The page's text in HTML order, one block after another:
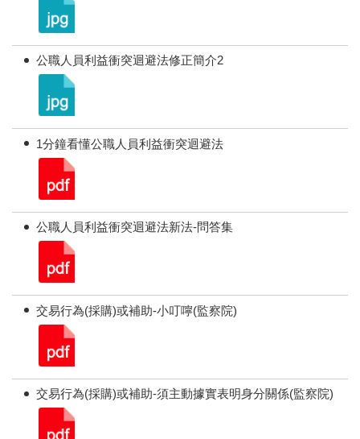
公職人員利益衝突迴避法修正簡介2
1分鐘看懂公職人員利益衝突迴避法
公職人員利益衝突迴避法新法-問答集
交易行為(採購)或補助-小叮嚀(監察院)
交易行為(採購)或補助-須主動據實表明身分關係(監察院)